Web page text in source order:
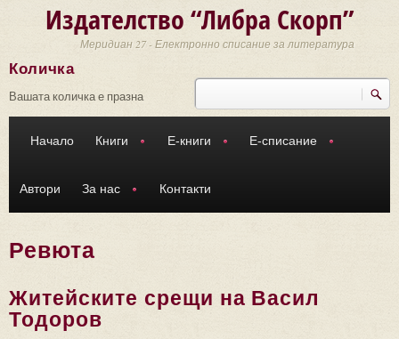
Издателство “Либра Скорп”
Меридиан 27 - Електронно списание за литература
Търси
Количка
Вашата количка е празна
Начало Книги Е-книги Е-списание
Автори За нас Контакти
Ревюта
Житейските срещи на Васил
Тодоров